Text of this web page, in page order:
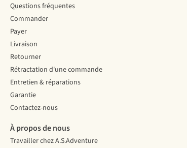
Questions fréquentes
Commander
Payer
Livraison
Retourner
Rétractation d'une commande
Entretien & réparations
Garantie
Contactez-nous
À propos de nous
Travailler chez A.S.Adventure